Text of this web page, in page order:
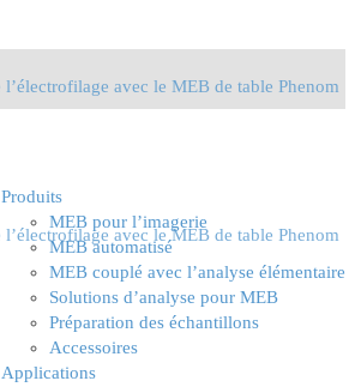
Produits
MEB pour l’imagerie
MEB automatisé
MEB couplé avec l’analyse élémentaire
Solutions d’analyse pour MEB
Préparation des échantillons
Accessoires
Applications